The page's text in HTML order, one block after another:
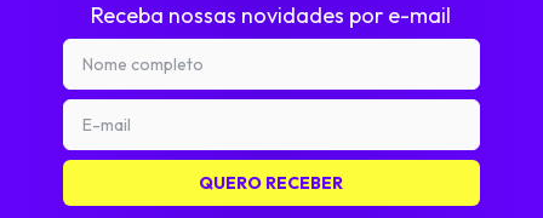
Receba nossas novidades por e-mail